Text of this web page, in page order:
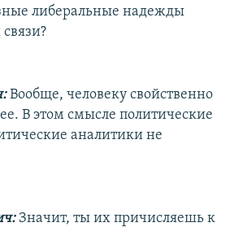
либеральные надежды
Вообще, человеку свойственно
В этом смысле политические
аналитики не
Значит, ты их причисляешь к